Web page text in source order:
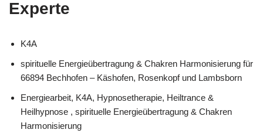
Experte
K4A
spirituelle Energieübertragung & Chakren Harmonisierung für
66894 Bechhofen – Käshofen, Rosenkopf und Lambsborn
Energiearbeit, K4A, Hypnosetherapie, Heiltrance &
Heilhypnose , spirituelle Energieübertragung & Chakren
Harmonisierung